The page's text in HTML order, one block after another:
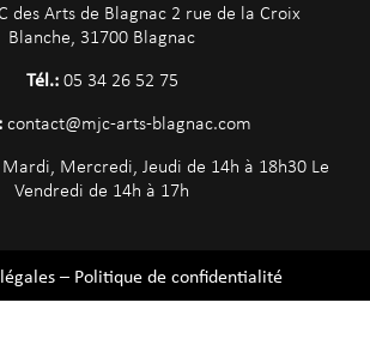
des Arts de Blagnac 2 rue de la Croix
Blanche, 31700 Blagnac
Tél.: 05 34 26 52 75
contact@mjc-arts-blagnac.com
Mercredi, Jeudi de 14h à 18h30 Le
Vendredi de 14h à 17h
– Politique de confidentialité